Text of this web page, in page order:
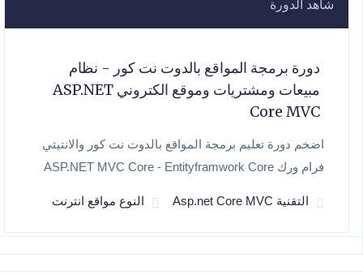
شاهد الدورة
دورة برمجة المواقع بالدوت نت كور - نظام
مبيعات ومشتريات وموقع الكتروني ASP.NET
Core MVC
اضخم دورة تعليم برمجة المواقع بالدوت نت كور والانتيتي
فرام ورك ASP.NET MVC Core - Entityframwork Core
التقنية Asp.net Core MVC النوع مواقع انترنت